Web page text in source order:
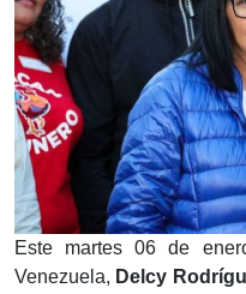
Este martes 06 de
Venezuela, Delcy